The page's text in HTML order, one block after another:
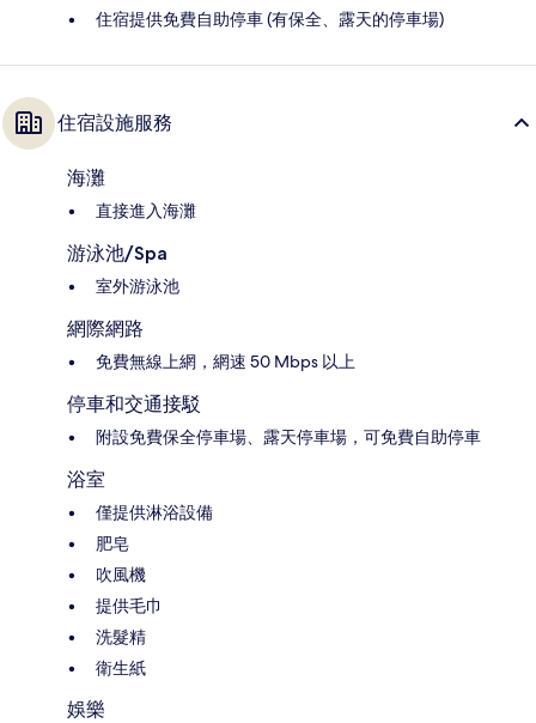
住宿提供免費自助停車 (有保全、露天的停車場)
住宿設施服務
海灘
直接進入海灘
游泳池/Spa
室外游泳池
網際網路
免費無線上網，網速 50 Mbps 以上
停車和交通接駁
附設免費保全停車場、露天停車場，可免費自助停車
浴室
僅提供淋浴設備
肥皂
吹風機
提供毛巾
洗髮精
衛生紙
娛樂